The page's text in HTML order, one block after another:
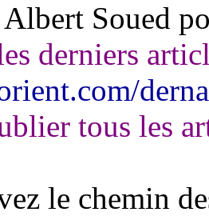
Soued
derniers
tous les
le chemin